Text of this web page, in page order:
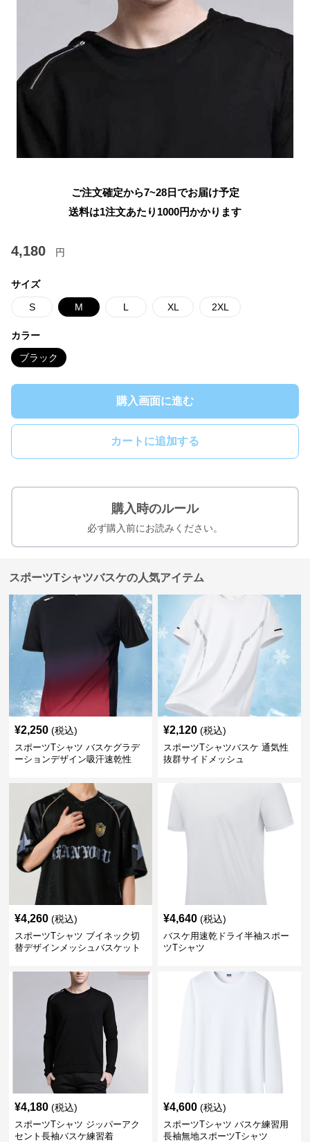
ご注文確定から7~28日でお届け予定
送料は1注文あたり 1000円かかります
4,180 円
サイズ
S M L XL 2XL
カラー
ブラック
購入画面に進む
カートに追加する
購入時のルール
必ず購入前にお読みください。
スポーツTシャツバスケの人気アイテム
¥2,250 (税込)
スポーツTシャツ バスケグラデ
ーションデザイン吸汗速乾性
¥2,120 (税込)
スポーツTシャツバスケ 通気性
抜群サイドメッシュ
¥4,260 (税込)
スポーツTシャツ ブイネック切
替デザインメッシュバスケット
¥4,640 (税込)
バスケ用速乾ドライ半袖スポー
ツTシャツ
¥4,180 (税込)
スポーツTシャツ ジッパーアク
セント長袖バスケ練習着
¥4,600 (税込)
スポーツTシャツ バスケ練習用
長袖無地スポーツTシャツ